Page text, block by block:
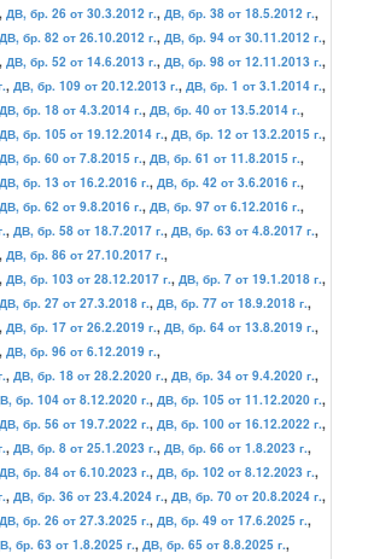
, ДВ, бр. 26 от 30.3.2012 г., ДВ, бр. 38 от 18.5.2012 г.,
ДВ, бр. 82 от 26.10.2012 г., ДВ, бр. 94 от 30.11.2012 г.,
, ДВ, бр. 52 от 14.6.2013 г., ДВ, бр. 98 от 12.11.2013 г.,
, ДВ, бр. 109 от 20.12.2013 г., ДВ, бр. 1 от 3.1.2014 г.,
ДВ, бр. 18 от 4.3.2014 г., ДВ, бр. 40 от 13.5.2014 г.,
ДВ, бр. 105 от 19.12.2014 г., ДВ, бр. 12 от 13.2.2015 г.,
ДВ, бр. 60 от 7.8.2015 г., ДВ, бр. 61 от 11.8.2015 г.,
ДВ, бр. 13 от 16.2.2016 г., ДВ, бр. 42 от 3.6.2016 г.,
ДВ, бр. 62 от 9.8.2016 г., ДВ, бр. 97 от 6.12.2016 г.,
, ДВ, бр. 58 от 18.7.2017 г., ДВ, бр. 63 от 4.8.2017 г.,
, ДВ, бр. 86 от 27.10.2017 г.,
, ДВ, бр. 103 от 28.12.2017 г., ДВ, бр. 7 от 19.1.2018 г.,
ДВ, бр. 27 от 27.3.2018 г., ДВ, бр. 77 от 18.9.2018 г.,
, ДВ, бр. 17 от 26.2.2019 г., ДВ, бр. 64 от 13.8.2019 г.,
, ДВ, бр. 96 от 6.12.2019 г.,
, ДВ, бр. 18 от 28.2.2020 г., ДВ, бр. 34 от 9.4.2020 г.,
бр. 104 от 8.12.2020 г., ДВ, бр. 105 от 11.12.2020 г.,
ДВ, бр. 56 от 19.7.2022 г., ДВ, бр. 100 от 16.12.2022 г.,
, ДВ, бр. 8 от 25.1.2023 г., ДВ, бр. 66 от 1.8.2023 г.,
ДВ, бр. 84 от 6.10.2023 г., ДВ, бр. 102 от 8.12.2023 г.,
, ДВ, бр. 36 от 23.4.2024 г., ДВ, бр. 70 от 20.8.2024 г.,
ДВ, бр. 26 от 27.3.2025 г., ДВ, бр. 49 от 17.6.2025 г.,
бр. 63 от 1.8.2025 г., ДВ, бр. 65 от 8.8.2025 г.,